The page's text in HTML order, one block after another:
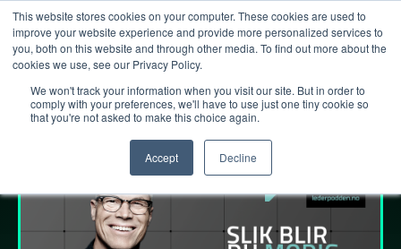
This website stores cookies on your computer. These cookies are used to
improve your website experience and provide more personalized services to
you, both on this website and through other media. To find out more about the
cookies we use, see our Privacy Policy.
We won't track your information when you visit our site. But in order to
comply with your preferences, we'll have to use just one tiny cookie so
that you're not asked to make this choice again.
Accept Decline
Lederpodden 23des2022 153 Del